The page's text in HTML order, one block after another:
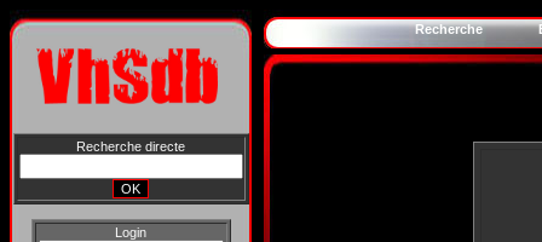
Recherche directe
Login
Recherche